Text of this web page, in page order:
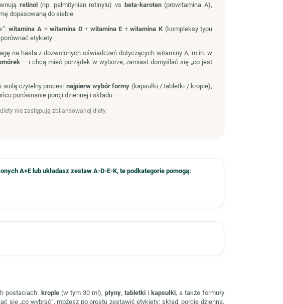
retinol(np. palmitynian retinylu) vs beta-karoten(prowitamina A),
dopasowaną do siebie
witamina A+witamina D+ witamina E +witamina K(kompleksy typu
etykiety
na hasła z dozwolonych oświadczeń dotyczących witaminy A, m.in. w
– i chcą mieć porządek w wyborze, zamiast domyślać się „co jest
wolą czytelny proces: najpierw wybór formy (kapsułki / tabletki / krople),
porównanie porcji dziennej i składu
nie zastępują zbilansowanej diety.
A+E lub układasz zestaw A-D-E-K, te podkategorie pomogą:
postaciach: krople(w tym 30 ml), płyny, tabletkii kapsułki, a także formuły
się „co wybrać”, możesz po prostu zestawić etykiety: skład, porcję dzienną,